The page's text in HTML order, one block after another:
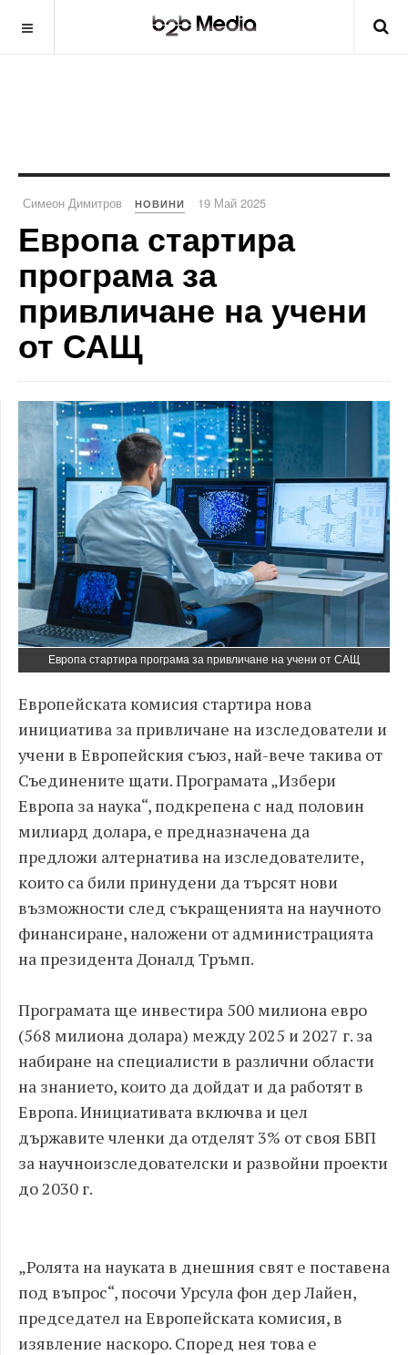
Симеон Димитров НОВИНИ 19 Май 2025
Европа стартира
програма за
привличане на учени
от САЩ
Европа стартира програма за привличане на учени от САЩ
Европейската комисия стартира нова
инициатива за привличане на изследователи и
учени в Европейския съюз, най-вече такива от
Съединените щати. Програмата „Избери
Европа за наука“, подкрепена с над половин
милиард долара, е предназначена да
предложи алтернатива на изследователите,
които са били принудени да търсят нови
възможности след съкращенията на научното
финансиране, наложени от администрацията
на президента Доналд Тръмп.
Програмата ще инвестира 500 милиона евро
(568 милиона долара) между 2025 и 2027 г. за
набиране на специалисти в различни области
на знанието, които да дойдат и да работят в
Европа. Инициативата включва и цел
държавите членки да отделят 3% от своя БВП
за научноизследователски и развойни проекти
до 2030 г.
„Ролята на науката в днешния свят е поставена
под въпрос“, посочи Урсула фон дер Лайен,
председател на Европейската комисия, в
изявление наскоро. Според нея това е